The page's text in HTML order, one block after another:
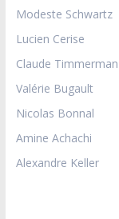
Modeste Schwartz
Lucien Cerise
Claude Timmerman
Valérie Bugault
Nicolas Bonnal
Amine Achachi
Alexandre Keller